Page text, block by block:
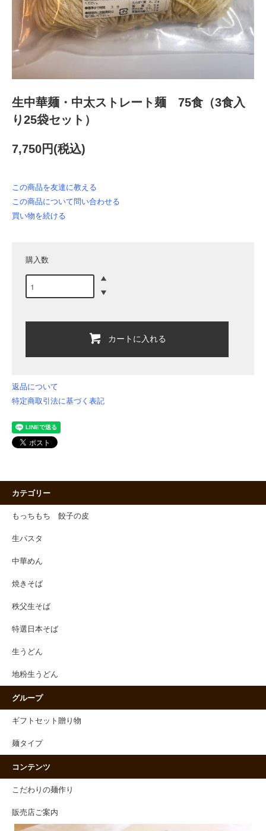
生中華麺・中太ストレート麺 75食（3食入
り25袋セット）
7,750円(税込)
この商品を友達に教える
この商品について問い合わせる
買い物を続ける
購入数
カートに入れる
返品について
特定商取引法に基づく表記
カテゴリー
もっちもち 餃子の皮
生パスタ
中華めん
焼きそば
秩父生そば
特選日本そば
生うどん
地粉生うどん
グループ
ギフトセット贈り物
麺タイプ
コンテンツ
こだわりの麺作り
販売店ご案内